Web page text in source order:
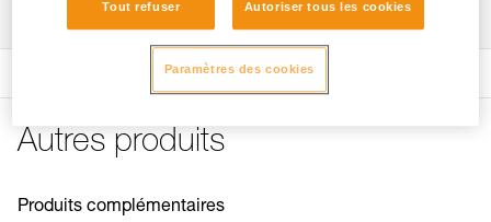
Élastique pour maintenir le pied dans la pédale. Il est
ajustable en hauteur pour pouvoir être utilisé quel que soit
le type de chaussure et être rangé s’il n’est pas utilisé.
Référence : C47A
Garantie : 3 ans
Conditionnement : 1
Télécharger le pdf Maintenance tips
Autres produits
Produits complémentaires
Tout refuser Autoriser tous les cookies
Paramètres des cookies